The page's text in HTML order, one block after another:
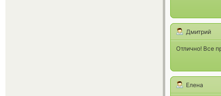
Дмитрий
Отлично! Все
Елена